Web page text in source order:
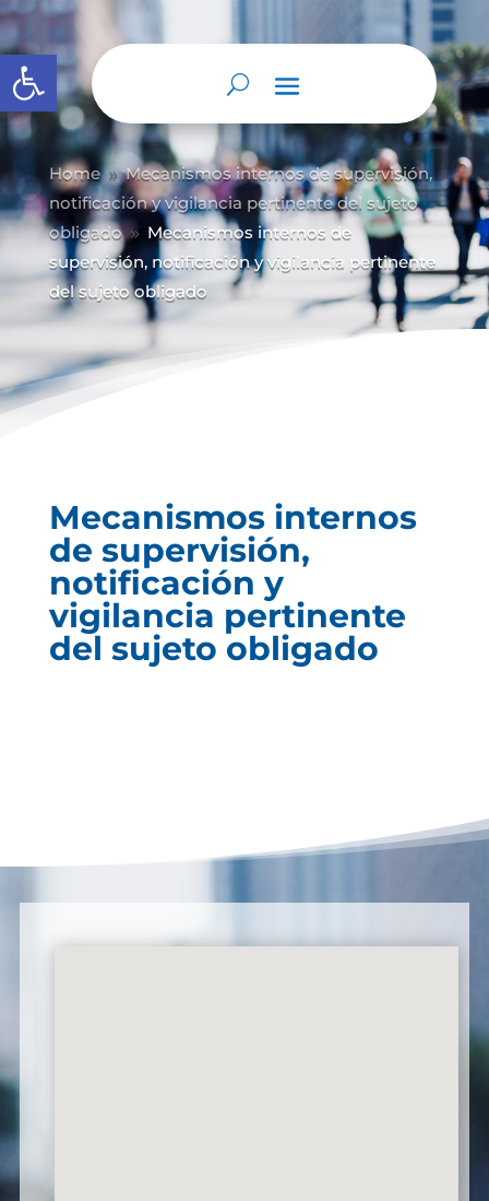
Abrir barra de herramientas
Home 9 Mecanismos internos de supervisión,
notificación y vigilancia pertinente del sujeto
obligado 9 Mecanismos internos de
supervisión, notificación y vigilancia pertinente
del sujeto obligado
Mecanismos internos
de supervisión,
notificación y
vigilancia pertinente
del sujeto obligado